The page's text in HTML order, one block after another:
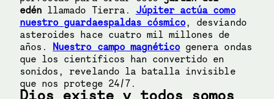
edén llamado Tierra. Júpiter actúa como
nuestro guardaespaldas cósmico, desviando
asteroides hace cuatro mil millones de
años. Nuestro campo magnético genera ondas
que los científicos han convertido en
sonidos, revelando la batalla invisible
que nos protege 24/7.
Dios existe y todos somos